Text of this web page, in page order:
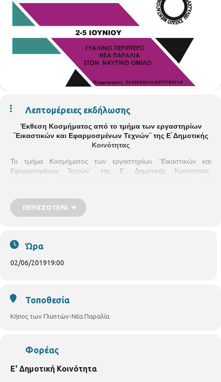
Λεπτομέρειες εκδήλωσης
Έκθεση Κοσμήματος από το τμήμα των εργαστηρίων
¨Εικαστικών και Εφαρμοσμένων Τεχνών¨ της Ε΄Δημοτικής
Κοινότητας
Το τμήμα Κοσμήματος των εργαστηρίων ¨Εικαστικών και
Εφαρμοσμένων Τεχνών¨ της Ε΄ Δημοτικής Κοινότητας,
Κόσμημα, παρουσιάζει τα έργα των μαθητών στην ετήσια
Έκθεση Κοσμήματος ¨ΣΜΙΛΕΥΣΕΙΣ¨. Το βασικό υλικό είναι το
μέταλλο, το οποίο διαμορφώνεται, σφυρηλατείται κ
11Γυάλινο Περίπτερο: Κήπος των Γλυπτών - Νέας Παραλίας
Χατζηκύργιος Στέλιος
ΠΕΡΙΣΣΌΤΕΡΑ
Ώρα
02/06/201919:00
Τοποθεσία
Κήπος των Γλυπτών-Νέα Παραλία
Φορέας
Ε' Δημοτική Κοινότητα